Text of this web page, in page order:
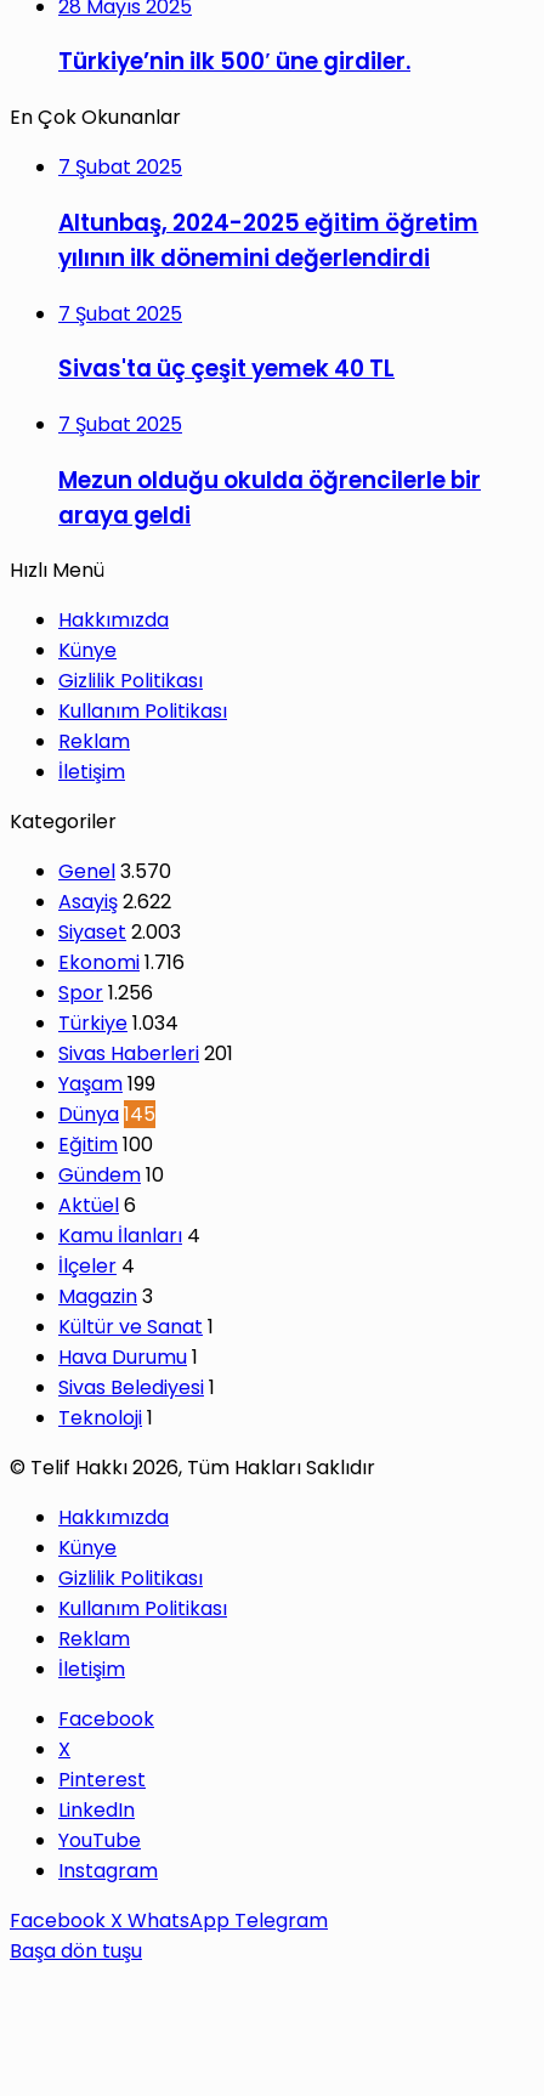
28 Mayıs 2025
Türkiye’nin ilk 500′ üne girdiler.
En Çok Okunanlar
7 Şubat 2025
Altunbaş, 2024-2025 eğitim öğretim
yılının ilk dönemini değerlendirdi
7 Şubat 2025
Sivas'ta üç çeşit yemek 40 TL
7 Şubat 2025
Mezun olduğu okulda öğrencilerle bir
araya geldi
Hızlı Menü
Hakkımızda
Künye
Gizlilik Politikası
Kullanım Politikası
Reklam
İletişim
Kategoriler
Genel3.570
Asayiş2.622
Siyaset 2.003
Ekonomi1.716
Spor1.256
Türkiye1.034
Sivas Haberleri201
Yaşam199
Dünya145
Eğitim100
Gündem10
Aktüel6
Kamu İlanları 4
İlçeler 4
Magazin3
Kültür ve Sanat 1
Hava Durumu1
Sivas Belediyesi1
Teknoloji1
© Telif Hakkı 2026, Tüm Hakları Saklıdır
Hakkımızda
Künye
Gizlilik Politikası
Kullanım Politikası
Reklam
İletişim
Facebook
X
Pinterest
LinkedIn
YouTube
Instagram
Facebook X WhatsApp Telegram
Başa dön tuşu